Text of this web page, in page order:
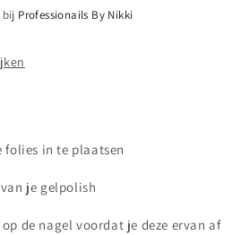
bij Professionails By Nikki
folies in te plaatsen
je gelpolish
de nagel voordat je deze ervan af